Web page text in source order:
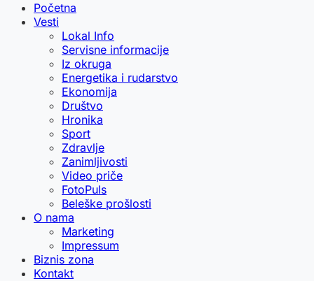
Početna
Vesti
Lokal Info
Servisne informacije
Iz okruga
Energetika i rudarstvo
Ekonomija
Društvo
Hronika
Sport
Zdravlje
Zanimljivosti
Video priče
FotoPuls
Beleške prošlosti
O nama
Marketing
Impressum
Biznis zona
Kontakt